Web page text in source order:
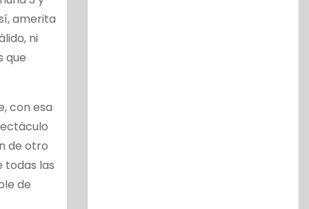
amerita
ni
que
con esa
de otro
todas las
de